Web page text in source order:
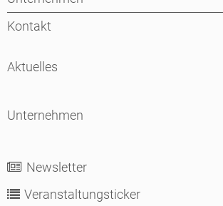
Kontakt
Aktuelles
Unternehmen
Newsletter
Veranstaltungsticker